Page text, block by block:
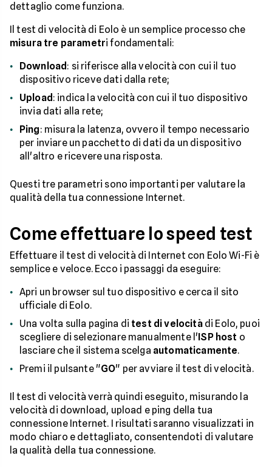
dettaglio come funziona.
Il test di velocità di Eolo è un semplice processo che
misura tre parametri fondamentali:
Download : si riferisce alla velocità con cui il tuo
dispositivo riceve dati dalla rete;
Upload : indica la velocità con cui il tuo dispositivo
invia dati alla rete;
Ping: misura la latenza, ovvero il tempo necessario
per inviare un pacchetto di dati da un dispositivo
all'altro e ricevere una risposta.
Questi tre parametri sono importanti per valutare la
qualità della tua connessione Internet.
Come effettuare lo speed test
Effettuare il test di velocità di Internet con Eolo Wi-Fi è
semplice e veloce. Ecco i passaggi da eseguire:
Apri un browser sul tuo dispositivo e cerca il sito
ufficiale di Eolo.
Una volta sulla pagina di test di velocitàdi Eolo, puoi
scegliere di selezionare manualmente l'ISP host o
lasciare che il sistema scelga automaticamente.
Premi il pulsante "GO" per avviare il test di velocità.
Il test di velocità verrà quindi eseguito, misurando la
velocità di download, upload e ping della tua
connessione Internet. I risultati saranno visualizzati in
modo chiaro e dettagliato, consentendoti di valutare
la qualità della tua connessione.